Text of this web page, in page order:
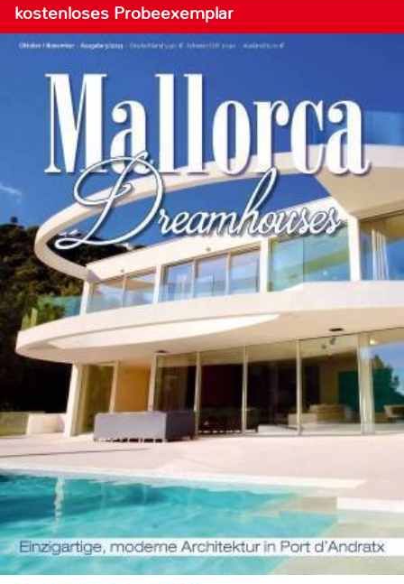
kostenloses Probeexemplar